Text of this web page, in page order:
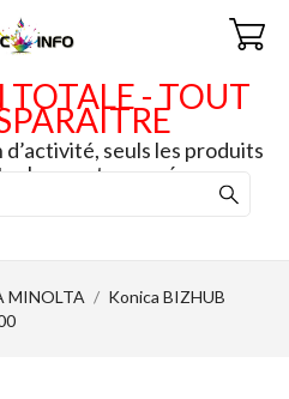
- TOUT
d’activité, seuls les produits
seront envoyés.
MINOLTA
Konica BIZHUB